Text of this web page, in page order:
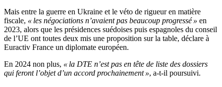
Mais entre la guerre en Ukraine et le véto de rigueur en matière
fiscale, « les négociations n’avaient pas beaucoup progressé » en
2023, alors que les présidences suédoises puis espagnoles du conseil
de l’UE ont toutes deux mis une proposition sur la table, déclare à
Euractiv France un diplomate européen.
En 2024 non plus, « la DTE n’est pas en tête de liste des dossiers
qui feront l’objet d’un accord prochainement », a-t-il poursuivi.